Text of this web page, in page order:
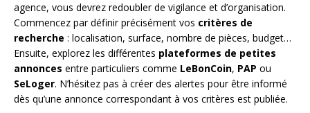
agence, vous devrez redoubler de vigilance et d’organisation.
Commencez par définir précisément vos critères de
recherche : localisation, surface, nombre de pièces, budget…
Ensuite, explorez les différentes plateformes de petites
annonces entre particuliers comme LeBonCoin, PAP ou
SeLoger. N’hésitez pas à créer des alertes pour être informé
dès qu’une annonce correspondant à vos critères est publiée.